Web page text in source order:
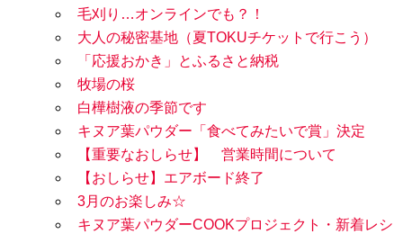
毛刈り…オンラインでも？！
大人の秘密基地（夏TOKUチケットで行こう）
「応援おかき」とふるさと納税
牧場の桜
白樺樹液の季節です
キヌア葉パウダー「食べてみたいで賞」決定
【重要なおしらせ】 営業時間について
【おしらせ】エアボード終了
3月のお楽しみ☆
キヌア葉パウダーCOOKプロジェクト・新着レシ